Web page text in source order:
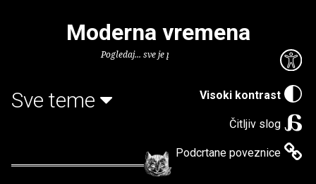
Visoki kontrast
Čitljiv slog
Podcrtane poveznice
Moderna vremena
Pogledaj... sve je puno knjiga.
Sve teme